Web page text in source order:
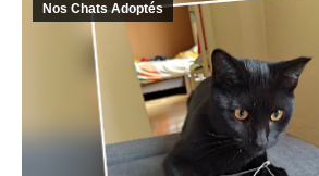
Nos Chats Adoptés